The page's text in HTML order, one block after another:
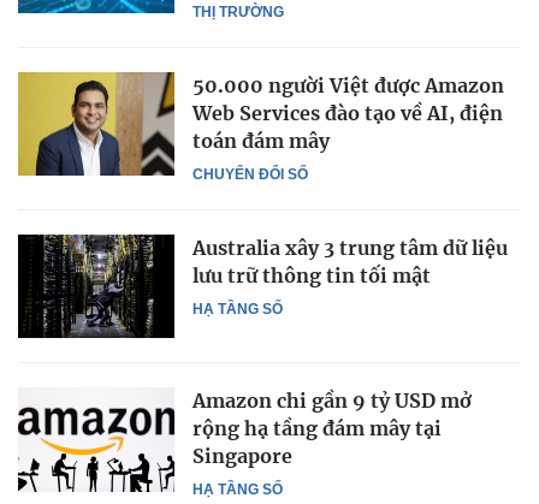
THỊ TRƯỜNG
CHUYỂN ĐỔI SỐ
50.000 người Việt được Amazon
Web Services đào tạo về AI, điện
toán đám mây
HẠ TẦNG SỐ
Australia xây 3 trung tâm dữ liệu
lưu trữ thông tin tối mật
HẠ TẦNG SỐ
Amazon chi gần 9 tỷ USD mở
rộng hạ tầng đám mây tại
Singapore